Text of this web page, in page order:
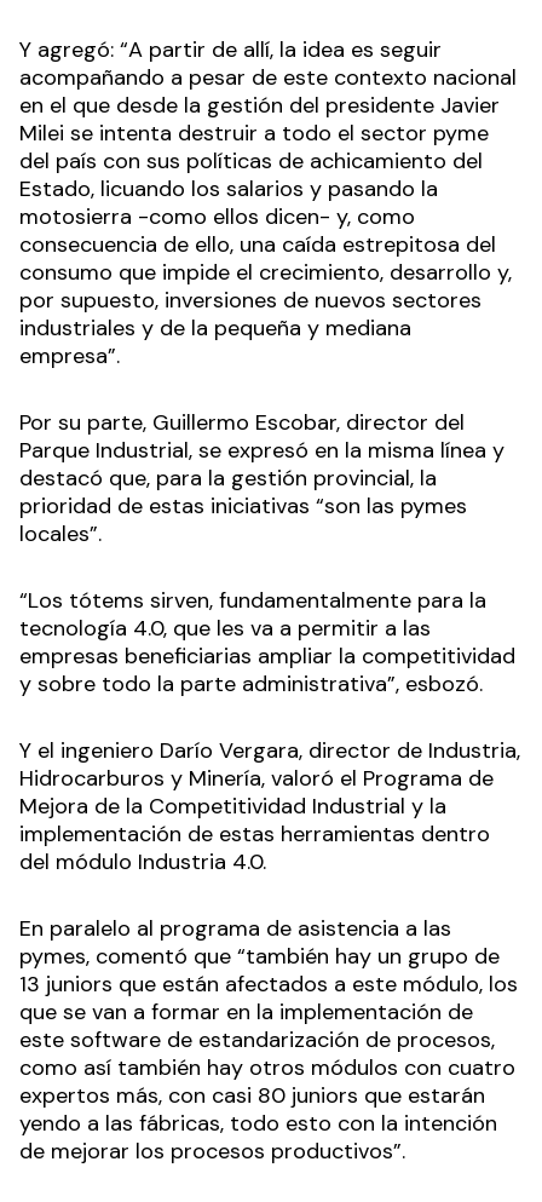
Y agregó: “A partir de allí, la idea es seguir
acompañando a pesar de este contexto nacional
en el que desde la gestión del presidente Javier
Milei se intenta destruir a todo el sector pyme
del país con sus políticas de achicamiento del
Estado, licuando los salarios y pasando la
motosierra -como ellos dicen- y, como
consecuencia de ello, una caída estrepitosa del
consumo que impide el crecimiento, desarrollo y,
por supuesto, inversiones de nuevos sectores
industriales y de la pequeña y mediana
empresa”.
Por su parte, Guillermo Escobar, director del
Parque Industrial, se expresó en la misma línea y
destacó que, para la gestión provincial, la
prioridad de estas iniciativas “son las pymes
locales”.
“Los tótems sirven, fundamentalmente para la
tecnología 4.0, que les va a permitir a las
empresas beneficiarias ampliar la competitividad
y sobre todo la parte administrativa”, esbozó.
Y el ingeniero Darío Vergara, director de Industria,
Hidrocarburos y Minería, valoró el Programa de
Mejora de la Competitividad Industrial y la
implementación de estas herramientas dentro
del módulo Industria 4.0.
En paralelo al programa de asistencia a las
pymes, comentó que “también hay un grupo de
13 juniors que están afectados a este módulo, los
que se van a formar en la implementación de
este software de estandarización de procesos,
como así también hay otros módulos con cuatro
expertos más, con casi 80 juniors que estarán
yendo a las fábricas, todo esto con la intención
de mejorar los procesos productivos”.